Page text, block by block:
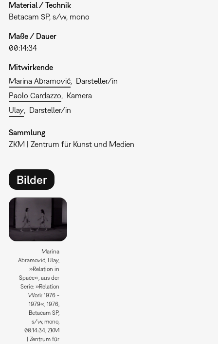
Material / Technik
Betacam SP, s/w, mono
Maße / Dauer
00:14:34
Mitwirkende
Marina Abramović
Darsteller/in
Paolo Cardazzo
Kamera
Ulay
Darsteller/in
Sammlung
ZKM | Zentrum für Kunst und Medien
Bilder
Marina
Abramović, Ulay,
»Relation in
Space«, aus der
Serie: »Relation
Work 1976 -
1979«, 1976,
Betacam SP,
s/w, mono,
00:14:34, ZKM
| Zentrum für